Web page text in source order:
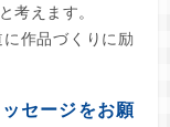
考えます。
作品づくりに励
セージをお願